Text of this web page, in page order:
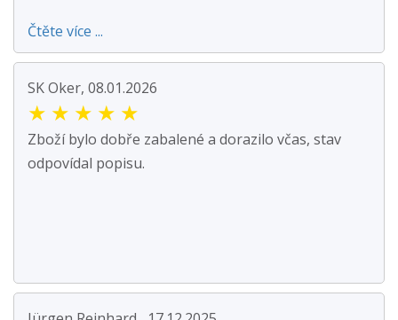
Čtěte více ...
SK Oker, 08.01.2026
★ ★ ★ ★ ★
Zboží bylo dobře zabalené a dorazilo včas, stav
odpovídal popisu.